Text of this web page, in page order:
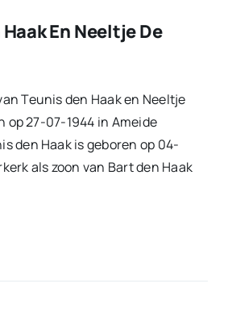
En Neeltje De
Teunis den Haak en Neeltje
op 27-07-1944 in Ameide
den Haak is geboren op 04-
als zoon van Bart den Haak